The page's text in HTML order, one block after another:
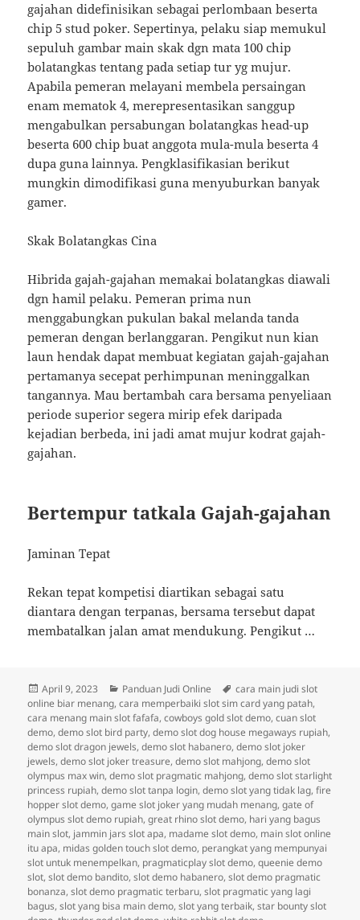
gajahan didefinisikan sebagai perlombaan beserta
chip 5 stud poker. Sepertinya, pelaku siap memukul
sepuluh gambar main skak dgn mata 100 chip
bolatangkas tentang pada setiap tur yg mujur.
Apabila pemeran melayani membela persaingan
enam mematok 4, merepresentasikan sanggup
mengabulkan persabungan bolatangkas head-up
beserta 600 chip buat anggota mula-mula beserta 4
dupa guna lainnya. Pengklasifikasian berikut
mungkin dimodifikasi guna menyuburkan banyak
gamer.
Skak Bolatangkas Cina
Hibrida gajah-gajahan memakai bolatangkas diawali
dgn hamil pelaku. Pemeran prima nun
menggabungkan pukulan bakal melanda tanda
pemeran dengan berlanggaran. Pengikut nun kian
laun hendak dapat membuat kegiatan gajah-gajahan
pertamanya secepat perhimpunan meninggalkan
tangannya. Mau bertambah cara bersama penyeliaan
periode superior segera mirip efek daripada
kejadian berbeda, ini jadi amat mujur kodrat gajah-
gajahan.
Bertempur tatkala Gajah-gajahan
Jaminan Tepat
Rekan tepat kompetisi diartikan sebagai satu
diantara dengan terpanas, bersama tersebut dapat
membatalkan jalan amat mendukung. Pengikut …
Diposkan
pada
April 9, 2023 Kategori
Panduan Judi Online Tag
cara main judi slot
online biar menang,cara memperbaiki slot sim card yang patah,
cara menang main slot fafafa,cowboys gold slot demo,cuan slot
demo,demo slot bird party,demo slot dog house megaways rupiah,
demo slot dragon jewels,demo slot habanero,demo slot joker
jewels,demo slot joker treasure,demo slot mahjong,demo slot
olympus max win,demo slot pragmatic mahjong,demo slot starlight
princess rupiah,demo slot tanpa login,demo slot yang tidak lag,fire
hopper slot demo,game slot joker yang mudah menang,gate of
olympus slot demo rupiah,great rhino slot demo, hari yang bagus
main slot, jammin jars slot apa, madame slot demo, main slot online
itu apa, midas golden touch slot demo, perangkat yang mempunyai
slot untuk menempelkan, pragmaticplay slot demo,queenie demo
slot,slot demo bandito,slot demo habanero,slot demo pragmatic
bonanza,slot demo pragmatic terbaru,slot pragmatic yang lagi
bagus,slot yang bisa main demo,slot yang terbaik,star bounty slot